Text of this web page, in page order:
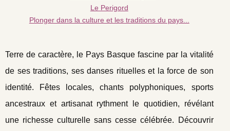
Le Perigord
Plonger dans la culture et les traditions du pays...
Terre de caractère, le Pays Basque fascine par la vitalité
de ses traditions, ses danses rituelles et la force de son
identité. Fêtes locales, chants polyphoniques, sports
ancestraux et artisanat rythment le quotidien, révélant
une richesse culturelle sans cesse célébrée. Découvrir